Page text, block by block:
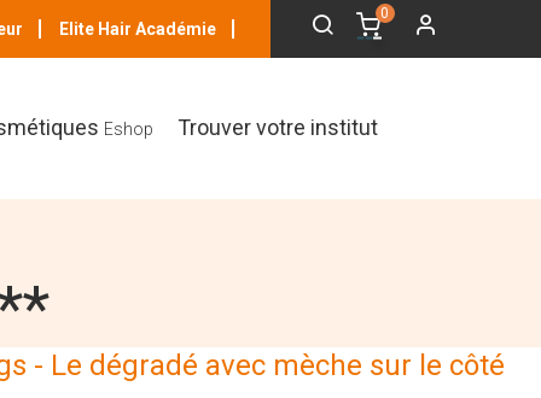
Elite Hair Académie
0
Eshop Trouver votre institut
- Le dégradé avec mèche sur le côté